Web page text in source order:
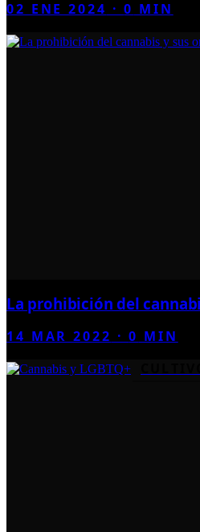
02 ENE 2024 ·0 MIN
La prohibición del
14 MAR 2022 ·0 MIN